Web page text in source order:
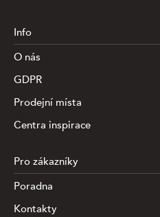
Info
O nás
GDPR
Prodejní místa
Centra inspirace
Pro zákazníky
Poradna
Kontakty